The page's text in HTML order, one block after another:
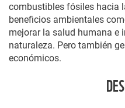
combustibles fósiles hacia
beneficios ambientales
mejorar la salud humana e
naturaleza. Pero también
económicos.